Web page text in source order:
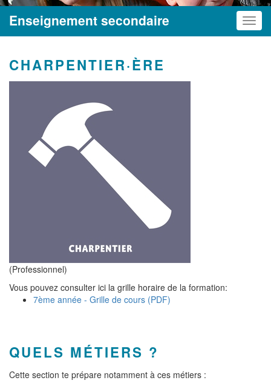
Enseignement secondaire
CHARPENTIER·ÈRE
(Professionnel)
Vous pouvez consulter ici la grille horaire de la formation:
7ème année - Grille de cours (PDF)
QUELS MÉTIERS ?
Cette section te prépare notamment à ces métiers :